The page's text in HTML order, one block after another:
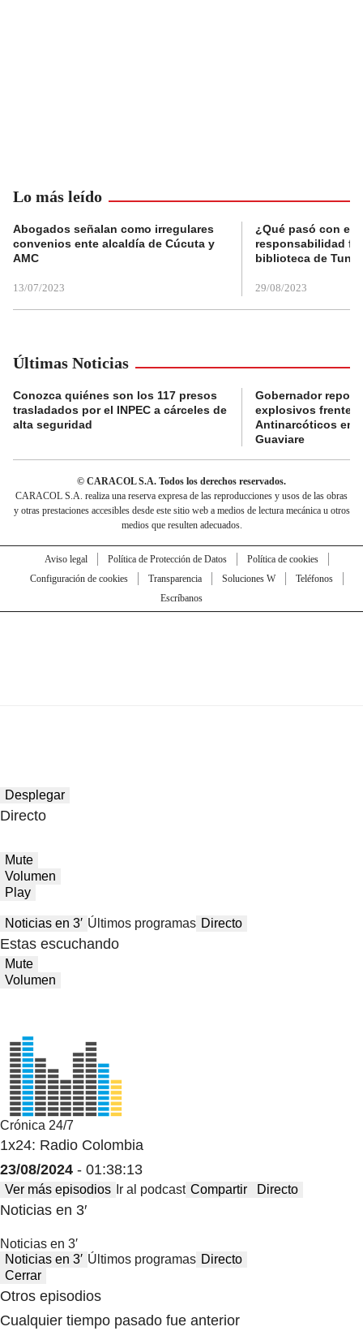
Lo más leído
Abogados señalan como irregulares
convenios ente alcaldía de Cúcuta y
AMC
13/07/2023
¿Qué pasó con el
responsabilidad
biblioteca de
29/08/2023
Últimas Noticias
Conozca quiénes son los 117 presos
trasladados por el INPEC a cárceles de
alta seguridad
Gobernador
explosivos frente a
Antinarcóticos en
Guaviare
© CARACOL S.A. Todos los derechos reservados.
CARACOL S.A. realiza una reserva expresa de las reproducciones y usos de las obras
y otras prestaciones accesibles desde este sitio web a medios de lectura mecánica u otros
medios que resulten adecuados.
Aviso legal Política de Protección de Datos
Política de cookies
Configuración de cookies
Transparencia Soluciones W
Teléfonos
Escríbanos
Desplegar
Directo
Mute
Volumen
Play
Noticias en 3′ Últimos programas Directo
Estas escuchando
Mute
Volumen
Crónica 24/7
1x24: Radio Colombia
23/08/2024 - 01:38:13
Ver más episodios Ir al podcast Compartir Directo
Noticias en 3′
Noticias en 3′
Noticias en 3′ Últimos programas Directo
Cerrar
Otros episodios
Cualquier tiempo pasado fue anterior